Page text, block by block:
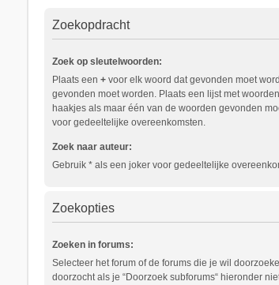
Zoekopdracht
Zoek op sleutelwoorden:
Plaats een +voor elk woord dat gevonden moet
gevonden moet worden. Plaats een lijst met
haakjes als maar één van de woorden gevonden
voor gedeeltelijke overeenkomsten.
Zoek naar auteur:
Gebruik * als een joker voor gedeeltelijke
Zoekopties
Zoeken in forums:
Selecteer het forum of de forums die je wil
doorzocht als je “Doorzoek subforums“ hieronder